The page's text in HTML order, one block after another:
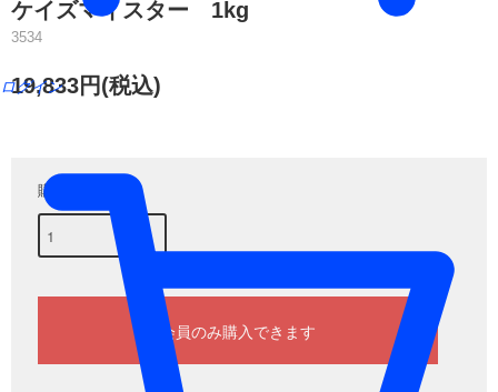
ログイン
ケイズマイスター 1kg
3534
19,833円(税込)
購入数